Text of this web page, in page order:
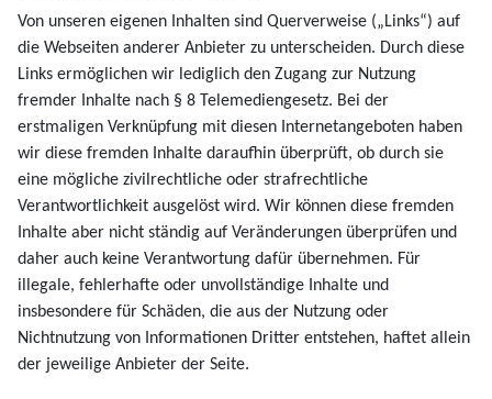
Von unseren eigenen Inhalten sind Querverweise („Links“) auf
die Webseiten anderer Anbieter zu unterscheiden. Durch diese
Links ermöglichen wir lediglich den Zugang zur Nutzung
fremder Inhalte nach § 8 Telemediengesetz. Bei der
erstmaligen Verknüpfung mit diesen Internetangeboten haben
wir diese fremden Inhalte daraufhin überprüft, ob durch sie
eine mögliche zivilrechtliche oder strafrechtliche
Verantwortlichkeit ausgelöst wird. Wir können diese fremden
Inhalte aber nicht ständig auf Veränderungen überprüfen und
daher auch keine Verantwortung dafür übernehmen. Für
illegale, fehlerhafte oder unvollständige Inhalte und
insbesondere für Schäden, die aus der Nutzung oder
Nichtnutzung von Informationen Dritter entstehen, haftet allein
der jeweilige Anbieter der Seite.